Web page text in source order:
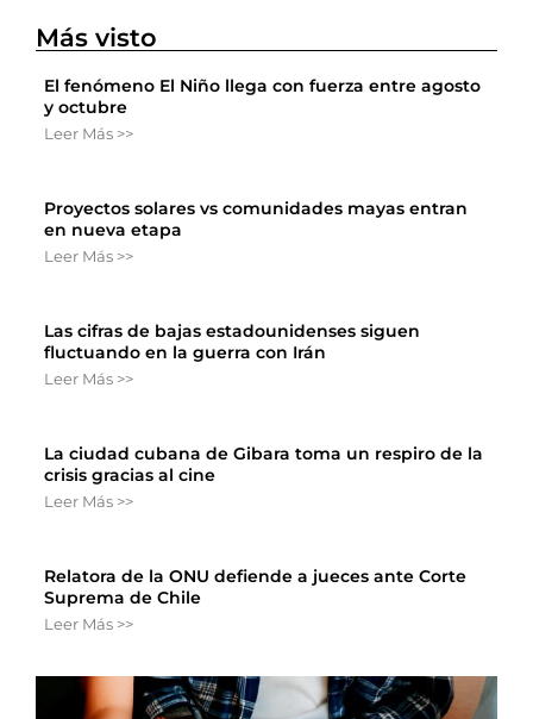
Más visto
El fenómeno El Niño llega con fuerza entre agosto
y octubre
Leer Más >>
Proyectos solares vs comunidades mayas entran
en nueva etapa
Leer Más >>
Las cifras de bajas estadounidenses siguen
fluctuando en la guerra con Irán
Leer Más >>
La ciudad cubana de Gibara toma un respiro de la
crisis gracias al cine
Leer Más >>
Relatora de la ONU defiende a jueces ante Corte
Suprema de Chile
Leer Más >>